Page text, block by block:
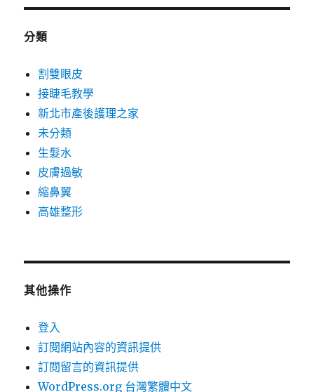
分類
割雙眼皮
接睫毛教學
新北市產後護理之家
未分類
生髮水
皮膚過敏
縮鼻翼
高雄整形
其他操作
登入
訂閱網站內容的資訊提供
訂閱留言的資訊提供
WordPress.org 台灣繁體中文